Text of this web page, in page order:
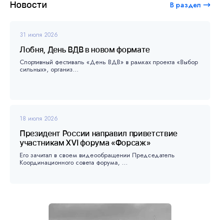
Новости В раздел
31 июля 2026
Лобня, День ВДВ в новом формате
Спортивный фестиваль «День ВДВ» в рамках проекта «Выбор
сильных», организ...
18 июля 2026
Президент России направил приветствие
участникам XVI форума «Форсаж»
Его зачитал в своем видеообращении Председатель
Координационного совета форума, ...